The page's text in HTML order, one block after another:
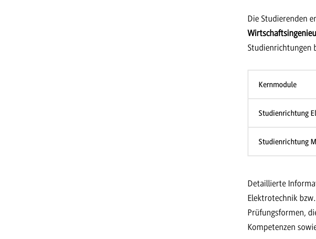
Die Studierenden
Studienrichtungen
Kernmodule
Studienrichtung
Studienrichtung
Detaillierte
Elektrotechnik
Prüfungsformen,
Kompetenzen